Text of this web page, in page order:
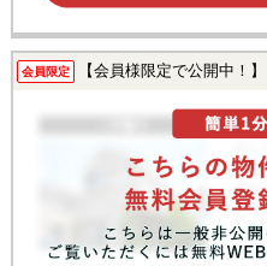
会員限定 【会員様限定で公開中！】